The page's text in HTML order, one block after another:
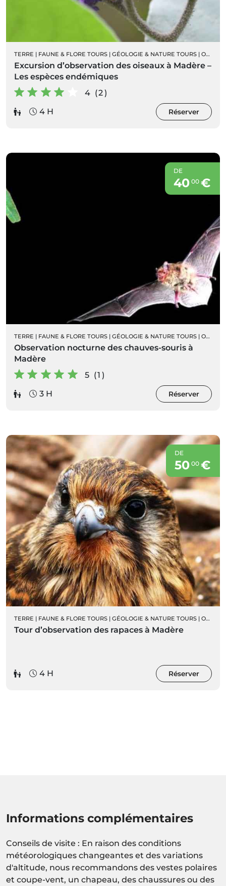
TERRE | FAUNE & FLORE TOURS | GÉOLOGIE & NATURE TOURS | ORNITHOLOGIE
Excursion d’observation des oiseaux à Madère –
Les espèces endémiques
4 (2)
4 H
Réserver
DE
40 00€
TERRE | FAUNE & FLORE TOURS | GÉOLOGIE & NATURE TOURS | ORNITHOLOGIE
Observation nocturne des chauves-souris à
Madère
5 (1)
3 H
Réserver
DE
50 00€
TERRE | FAUNE & FLORE TOURS | GÉOLOGIE & NATURE TOURS | ORNITHOLOGIE
Tour d’observation des rapaces à Madère
4 H Réserver
Informations complémentaires
Conseils de visite : En raison des conditions
météorologiques changeantes et des variations
d'altitude, nous recommandons des vestes polaires
et coupe-vent, un chapeau, des chaussures ou des